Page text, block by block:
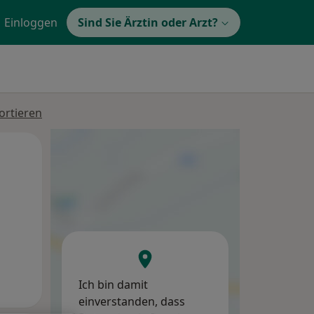
Einloggen Sind Sie Ärztin oder Arzt?
Ich bin damit
einverstanden, dass